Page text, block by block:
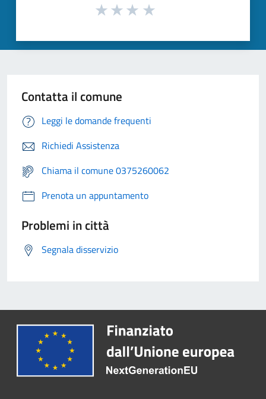
Contatta il comune
Leggi le domande frequenti
Richiedi Assistenza
Chiama il comune 0375260062
Prenota un appuntamento
Problemi in città
Segnala disservizio